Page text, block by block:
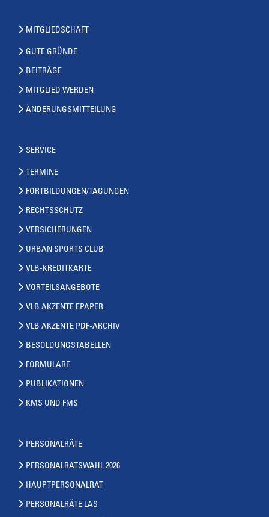
MITGLIEDSCHAFT
GUTE GRÜNDE
BEITRÄGE
MITGLIED WERDEN
ÄNDERUNGSMITTEILUNG
SERVICE
TERMINE
FORTBILDUNGEN/TAGUNGEN
RECHTSSCHUTZ
VERSICHERUNGEN
URBAN SPORTS CLUB
VLB-KREDITKARTE
VORTEILSANGEBOTE
VLB AKZENTE EPAPER
VLB AKZENTE PDF-ARCHIV
BESOLDUNGSTABELLEN
FORMULARE
PUBLIKATIONEN
KMS UND FMS
PERSONALRÄTE
PERSONALRATSWAHL 2026
HAUPTPERSONALRAT
PERSONALRÄTE LAS